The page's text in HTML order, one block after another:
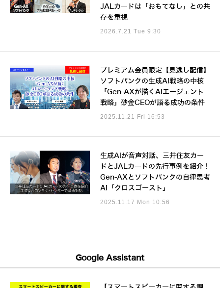
JALカードは「おもてなし」との共
存を重視
2026.7.21 Tue 9:30
プレミアム会員限定【見逃し配信】
ソフトバンクの生成AI戦略の中核
「Gen-AXが描くAIエージェント
戦略」砂金CEOが語る成功の条件
2025.11.21 Fri 16:53
生成AIが音声対話、三井住友カー
ドとJALカードの先行事例を紹介！
Gen-AXとソフトバンクの自律思考
AI「クロスゴースト」
2025.11.17 Mon 10:56
Google Assistant